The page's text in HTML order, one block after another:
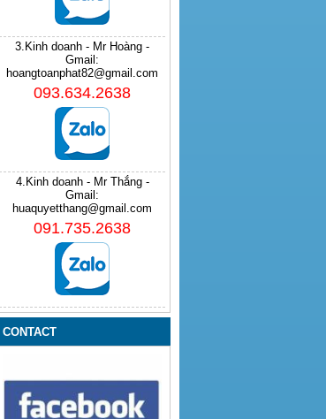
3.Kinh doanh - Mr Hoàng -
Gmail:
hoangtoanphat82@gmail.com
093.634.2638
4.Kinh doanh - Mr Thắng -
Gmail:
huaquyetthang@gmail.com
091.735.2638
CONTACT